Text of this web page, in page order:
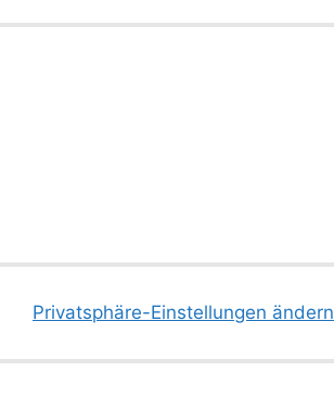
Privatsphäre-Einstellungen ändern